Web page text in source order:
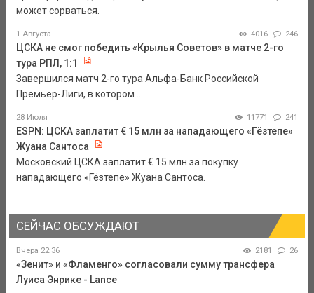
может сорваться.
1 Августа 4016 246
ЦСКА не смог победить «Крылья Советов» в матче 2-го
тура РПЛ, 1:1
Завершился матч 2-го тура Альфа-Банк Российской
Премьер-Лиги, в котором ...
28 Июля 11771 241
ESPN: ЦСКА заплатит € 15 млн за нападающего «Гёзтепе»
Жуана Сантоса
Московский ЦСКА заплатит € 15 млн за покупку
нападающего «Гёзтепе» Жуана Сантоса.
СЕЙЧАС ОБСУЖДАЮТ
Вчера 22:36 2181 26
«Зенит» и «Фламенго» согласовали сумму трансфера
Луиса Энрике - Lance